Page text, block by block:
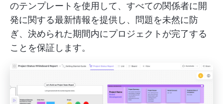
のテンプレートを使用して、すべての関係者に開
発に関する最新情報を提供し、問題を未然に防
ぎ、決められた期間内にプロジェクトが完了する
ことを保証します。